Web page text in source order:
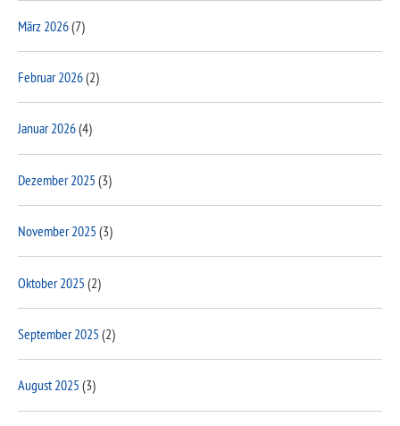
März 2026(7)
Februar 2026(2)
Januar 2026(4)
Dezember 2025 (3)
November 2025 (3)
Oktober 2025 (2)
September 2025 (2)
August 2025 (3)